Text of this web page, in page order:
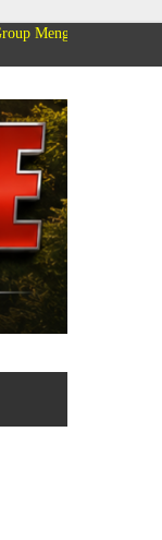
Selamat Dirgahayu